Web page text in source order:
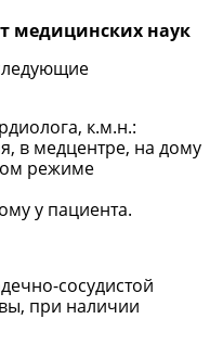
медицинских наук
к.м.н.:
в медцентре, на дому
режиме
у пациента.
сосудистой
при наличии